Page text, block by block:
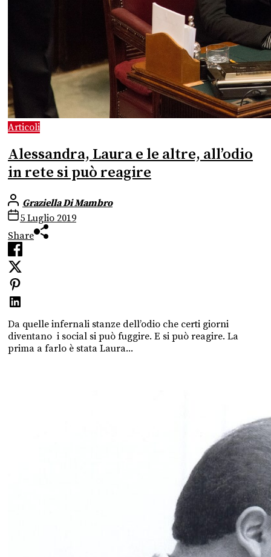
Articoli
Alessandra, Laura e le altre, all’odio
in rete si può reagire
Graziella Di Mambro
5 Luglio 2019
Share
Da quelle infernali stanze dell’odio che certi giorni
diventano i social si può fuggire. E si può reagire. La
prima a farlo è stata Laura...